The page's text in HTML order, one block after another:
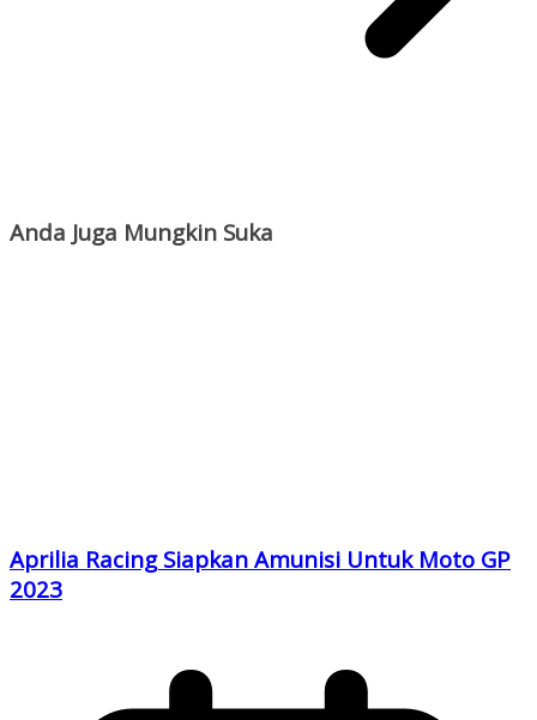
Anda Juga Mungkin Suka
Aprilia Racing Siapkan Amunisi Untuk Moto GP
2023